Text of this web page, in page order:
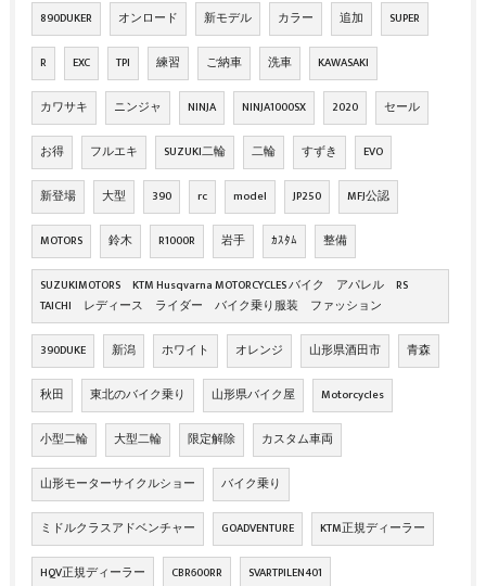
890DUKER オンロード 新モデル カラー 追加 SUPER
R EXC TPI 練習 ご納車 洗車 KAWASAKI
カワサキ ニンジャ NINJA NINJA1000SX 2020 セール
お得 フルエキ SUZUKI二輪 二輪 すずき EVO
新登場 大型 390 rc model JP250 MFJ公認
MOTORS 鈴木 R1000R 岩手 ｶｽﾀﾑ 整備
SUZUKIMOTORS KTM Husqvarna MOTORCYCLES バイク アパレル RS
TAICHI レディース ライダー バイク乗り服装 ファッション
390DUKE 新潟 ホワイト オレンジ 山形県酒田市 青森
秋田 東北のバイク乗り 山形県バイク屋 Motorcycles
小型二輪 大型二輪 限定解除 カスタム車両
山形モーターサイクルショー バイク乗り
ミドルクラスアドベンチャー GOADVENTURE KTM正規ディーラー
HQV正規ディーラー CBR600RR SVARTPILEN401